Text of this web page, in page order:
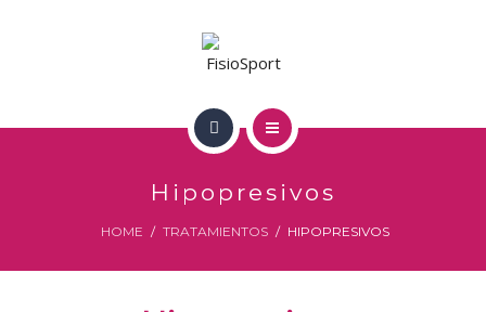
EQUIPO
CONTACTO
Hipopresivos
HOME TRATAMIENTOS HIPOPRESIVOS